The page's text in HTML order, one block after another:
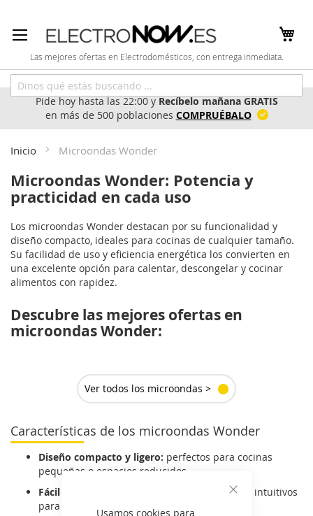
Usamos cookies para
al
contenido
Las mejores ofertas en Electrodomésticos, con entrega inmediata.
Pide hoy hasta las 22:00 yRecíbelo mañana GRATIS
en más de 500 poblaciones COMPRUÉBALO
Inicio Microondas Wonder
Microondas Wonder: Potencia y
practicidad en cada uso
Los microondas Wonder destacan por su funcionalidad y
diseño compacto, ideales para cocinas de cualquier tamaño.
Su facilidad de uso y eficiencia energética los convierten en
una excelente opción para calentar, descongelar y cocinar
alimentos con rapidez.
Descubre las mejores ofertas en
microondas Wonder:
Ver todos los microondas >
Características de los microondas Wonder
Diseño compacto y ligero: perfectos para cocinas
pequeñas o espacios reducidos.
Fácil manejo:
controles mecánicos o digitales intuitivos
para un uso cómodo.